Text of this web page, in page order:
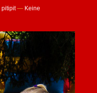
pitipit — Keine